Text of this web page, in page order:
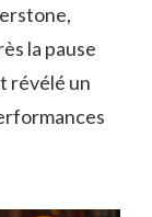
la pause
révélé un